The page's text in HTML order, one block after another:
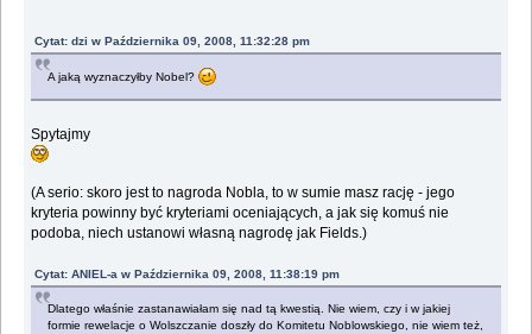
Cytat: dzi w Października 09, 2008, 11:32:28 pm
A jaką wyznaczyłby Nobel?
Spytajmy
(A serio: skoro jest to nagroda Nobla, to w sumie masz rację - jego
kryteria powinny być kryteriami oceniających, a jak się komuś nie
podoba, niech ustanowi własną nagrodę jak Fields.)
Cytat: ANIEL-a w Października 09, 2008, 11:38:19 pm
Dlatego właśnie zastanawiałam się nad tą kwestią. Nie wiem, czy i w jakiej
formie rewelacje o Wolszczanie doszły do Komitetu Noblowskiego, nie wiem też,